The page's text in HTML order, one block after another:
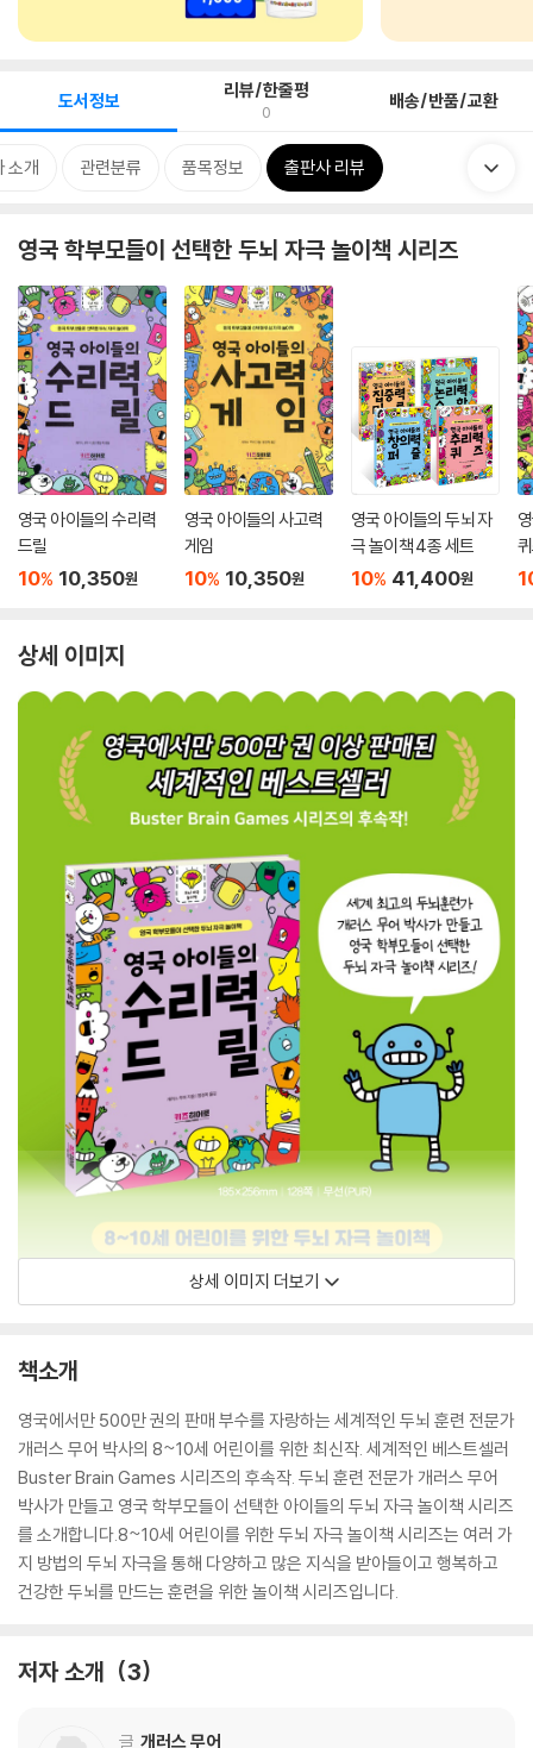
도서정보 리뷰/한줄평
0 배송/반품/교환
소개 관련분류 품목정보 출판사 리뷰
영국 학부모들이 선택한 두뇌 자극 놀이책 시리즈
영국 아이들의 수리력
드릴
10% 10,350원
영국 아이들의 사고력
게임
10% 10,350원
영국 아이들의 두뇌 자
극 놀이책 4종 세트
10% 41,400원
상세 이미지
상세 이미지 더보기
책소개
영국에서만 500만 권의 판매 부수를 자랑하는 세계적인 두뇌 훈련 전문가
개러스 무어 박사의 8~10세 어린이를 위한 최신작. 세계적인 베스트셀러
Buster Brain Games 시리즈의 후속작. 두뇌 훈련 전문가 개러스 무어
박사가 만들고 영국 학부모들이 선택한 아이들의 두뇌 자극 놀이책 시리즈
를 소개합니다.8~10세 어린이를 위한 두뇌 자극 놀이책 시리즈는 여러 가
지 방법의 두뇌 자극을 통해 다양하고 많은 지식을 받아들이고 행복하고
건강한 두뇌를 만드는 훈련을 위한 놀이책 시리즈입니다.
저자 소개 3
글 개러스 무어